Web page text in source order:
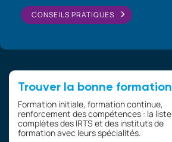
CONSEILS PRATIQUES
Trouver la bonne formation
Formation initiale, formation continue,
renforcement des compétences : la liste
complètes des IRTS et des instituts de
formation avec leurs spécialités.